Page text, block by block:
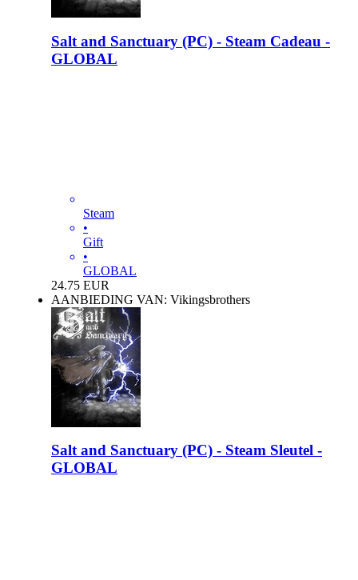
Salt and Sanctuary (PC) - Steam Cadeau -
GLOBAL
Steam
•
Gift
•
GLOBAL
24.75 EUR
AANBIEDING VAN: Vikingsbrothers
Salt and Sanctuary (PC) - Steam Sleutel -
GLOBAL